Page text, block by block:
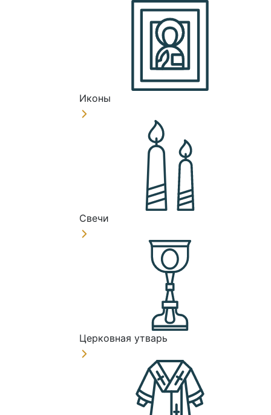
Иконы
Свечи
Церковная утварь